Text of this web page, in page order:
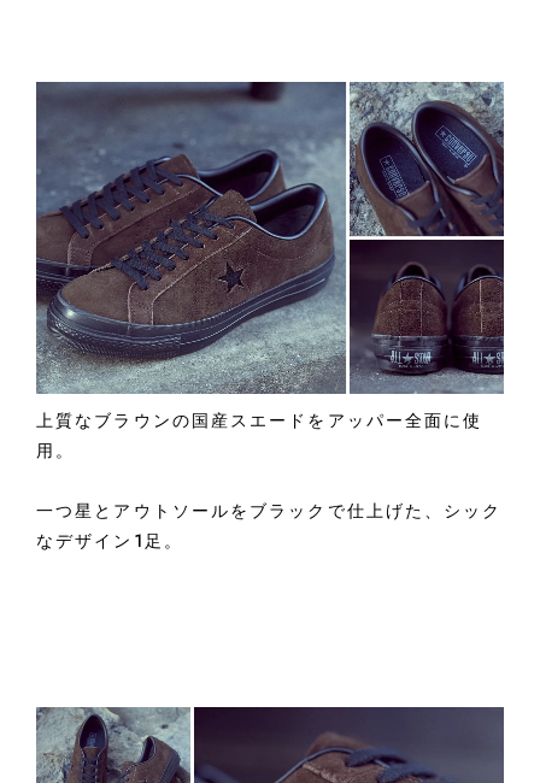
上質なブラウンの国産スエードをアッパー全面に使
用。
一つ星とアウトソールをブラックで仕上げた、シック
なデザイン1足。